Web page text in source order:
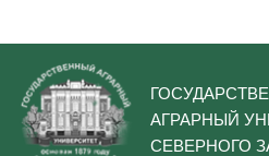
АГРАРНЫЙ
СЕВЕРНОГО